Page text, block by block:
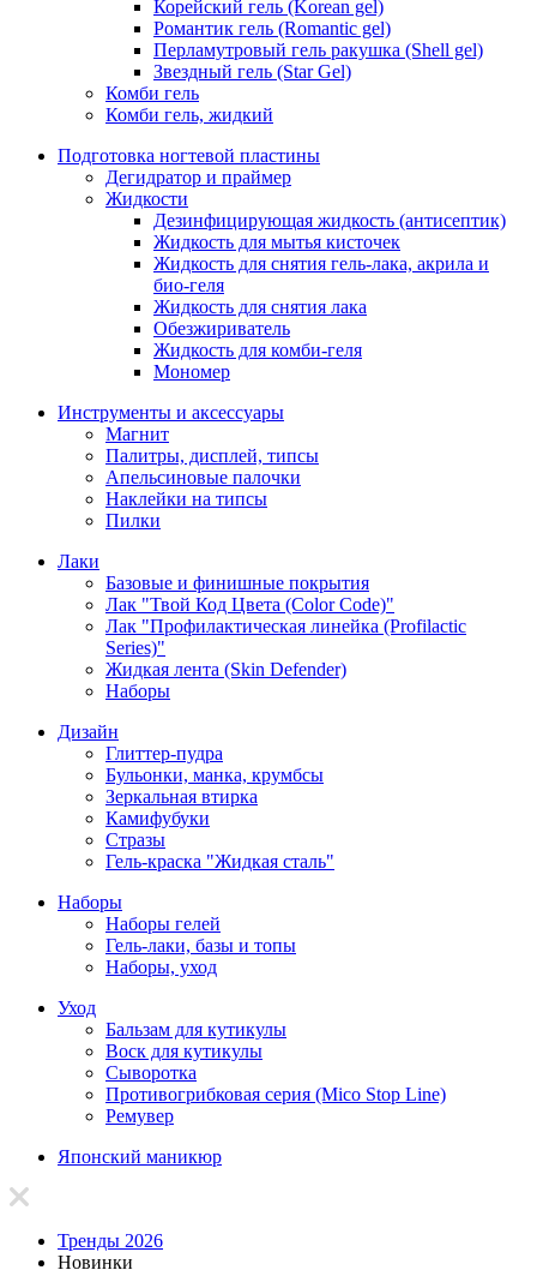
Корейский гель (Korean gel)
Романтик гель (Romantic gel)
Перламутровый гель ракушка (Shell gel)
Звездный гель (Star Gel)
Комби гель
Комби гель, жидкий
Подготовка ногтевой пластины
Дегидратор и праймер
Жидкости
Дезинфицирующая жидкость (антисептик)
Жидкость для мытья кисточек
Жидкость для снятия гель-лака, акрила и
био-геля
Жидкость для снятия лака
Обезжириватель
Жидкость для комби-геля
Мономер
Инструменты и аксессуары
Магнит
Палитры, дисплей, типсы
Апельсиновые палочки
Наклейки на типсы
Пилки
Лаки
Базовые и финишные покрытия
Лак "Твой Код Цвета (Color Code)"
Лак "Профилактическая линейка (Profilactic
Series)"
Жидкая лента (Skin Defender)
Наборы
Дизайн
Глиттер-пудра
Бульонки, манка, крумбсы
Зеркальная втирка
Камифубуки
Стразы
Гель-краска "Жидкая сталь"
Наборы
Наборы гелей
Гель-лаки, базы и топы
Наборы, уход
Уход
Бальзам для кутикулы
Воск для кутикулы
Сыворотка
Противогрибковая серия (Mico Stop Line)
Ремувер
Японский маникюр
Тренды 2026
Новинки